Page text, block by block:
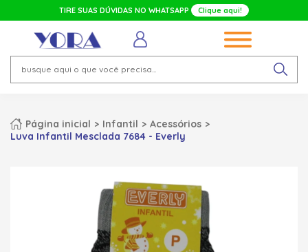
TIRE SUAS DÚVIDAS NO WHATSAPP Clique aqui!
Página inicial Infantil
Acessórios
Luva Infantil Mesclada 7684 - Everly